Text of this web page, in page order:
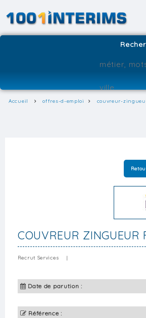
Accueil offres-d-emploi couvreur-
COUVREUR ZINGUEUR
Recrut Services |
Date de parution :
Référence :